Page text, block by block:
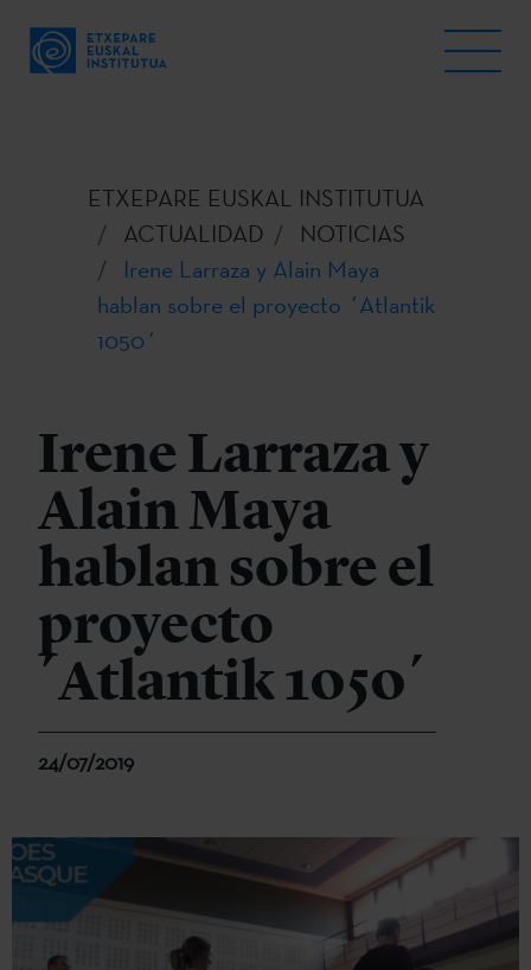
ETXEPARE EUSKAL INSTITUTUA
ACTUALIDAD
NOTICIAS
Irene Larraza y Alain Maya
hablan sobre el proyecto ´Atlantik
1050´
Irene Larraza y
Alain Maya
hablan sobre el
proyecto
´Atlantik 1050´
24/07/2019